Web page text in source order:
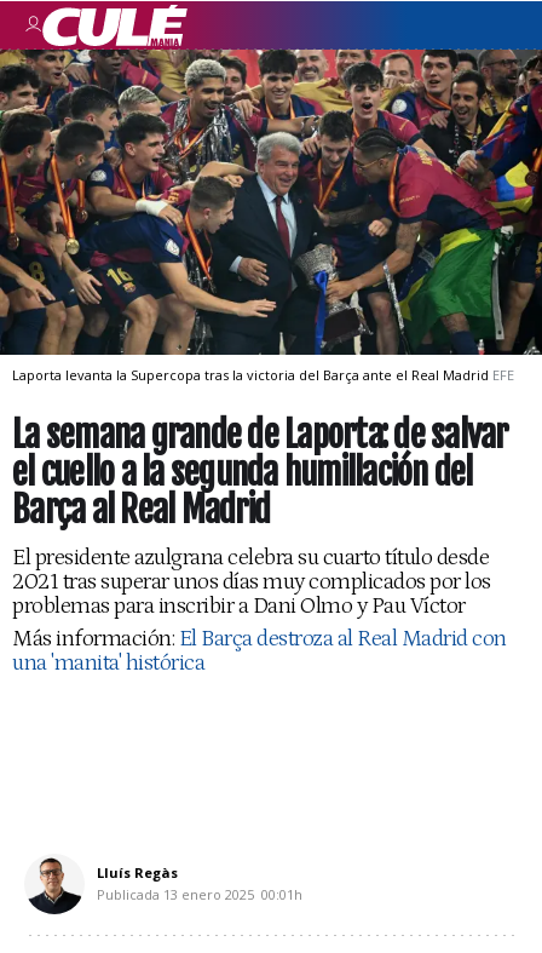
Laporta levanta la Supercopa tras la victoria del Barça ante el Real Madrid EFE
La semana grande de Laporta: de salvar
el cuello a la segunda humillación del
Barça al Real Madrid
El presidente azulgrana celebra su cuarto título desde
2021 tras superar unos días muy complicados por los
problemas para inscribir a Dani Olmo y Pau Víctor
Más información: El Barça destroza al Real Madrid con
una 'manita' histórica
Lluís Regàs
Publicada 13 enero 2025 00:01h